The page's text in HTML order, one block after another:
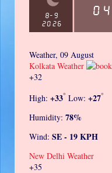
Weather, 09 August
Kolkata Weather
+32
High: +33° Low: +27°
Humidity: 78%
Wind: SE - 19 KPH
New Delhi Weather
+35